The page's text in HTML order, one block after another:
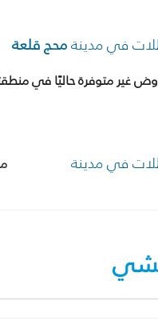
في مدينةمحج قلعة
غير متوفرة حاليًا في
في مدينة